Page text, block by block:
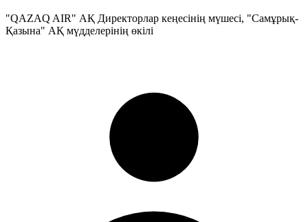
"QAZAQ AIR" АҚ Директорлар кеңесінің мүшесі, "Самұрық-
Қазына" АҚ мүдделерінің өкілі